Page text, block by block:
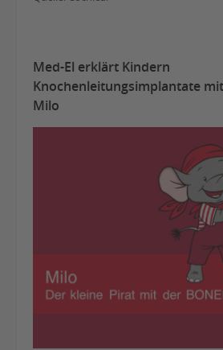
Med-El erklärt Kindern
Knochenleitungsimplantate
Milo